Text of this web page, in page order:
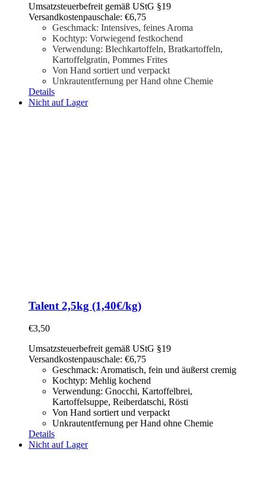
Umsatzsteuerbefreit gemäß UStG §19
Versandkostenpauschale: €6,75
Geschmack: Intensives, feines Aroma
Kochtyp: Vorwiegend festkochend
Verwendung: Blechkartoffeln, Bratkartoffeln,
Kartoffelgratin, Pommes Frites
Von Hand sortiert und verpackt
Unkrautentfernung per Hand ohne Chemie
Details
Nicht auf Lager
Talent 2,5kg (1,40€/kg)
€3,50
Umsatzsteuerbefreit gemäß UStG §19
Versandkostenpauschale: €6,75
Geschmack: Aromatisch, fein und äußerst cremig
Kochtyp: Mehlig kochend
Verwendung: Gnocchi, Kartoffelbrei,
Kartoffelsuppe, Reiberdatschi, Rösti
Von Hand sortiert und verpackt
Unkrautentfernung per Hand ohne Chemie
Details
Nicht auf Lager